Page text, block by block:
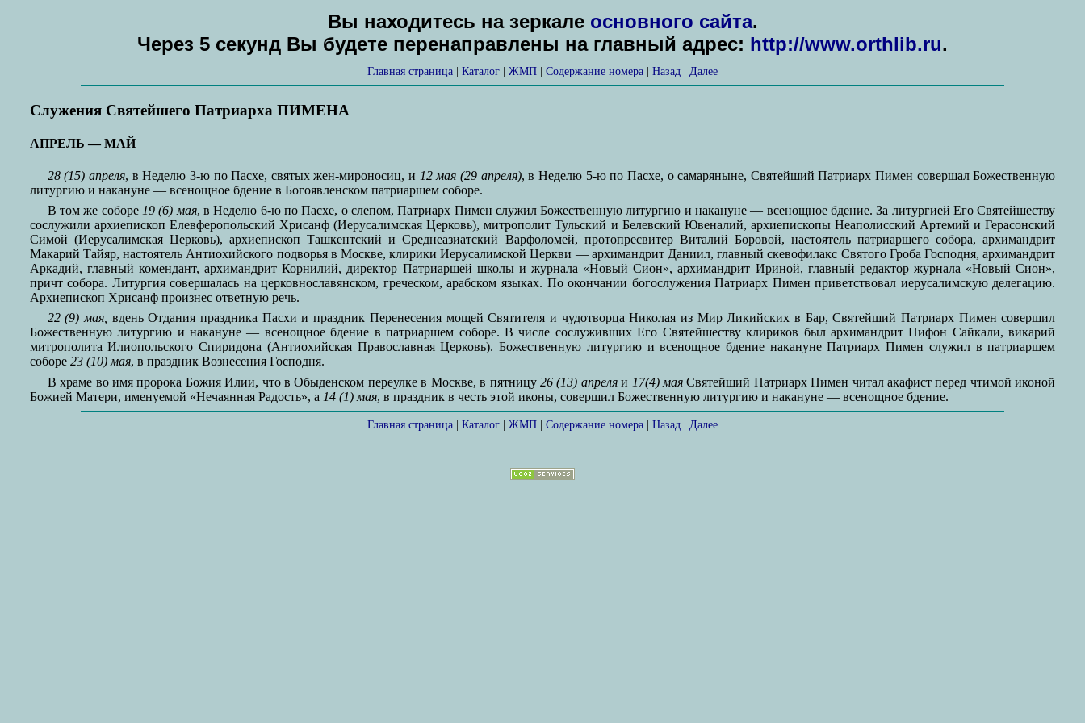
Вы находитесь на зеркале основного сайта.
Через 5 секунд Вы будете перенаправлены на главный адрес: http://www.orthlib.ru.
Главная страница Каталог ЖМП Содержание номера Назад Далее
Служения Святейшего Патриарха ПИМЕНА
АПРЕЛЬ — МАЙ
28 (15) апреля, в Неделю 3-ю по Пасхе, святых жен-мироносиц, и 12 мая (29 апреля), в Неделю 5-ю по Пасхе, о самаряныне, Святейший Патриарх Пимен совершал Божественную
литургию и накануне — всенощное бдение в Богоявленском патриаршем соборе.
В том же соборе 19 (6) мая, в Неделю 6-ю по Пасхе, о слепом, Патриарх Пимен служил Божественную литургию и накануне — всенощное бдение. За литургией Его Святейшеству
сослужили архиепископ Елевферопольский Хрисанф (Иерусалимская Церковь), митрополит Тульский и Белевский Ювеналий, архиепископы Неаполисский Артемий и Герасонский
Симой (Иерусалимская Церковь), архиепископ Ташкентский и Среднеазиатский Варфоломей, протопресвитер Виталий Боровой, настоятель патриаршего собора, архимандрит
Макарий Тайяр, настоятель Антиохийского подворья в Москве, клирики Иерусалимской Церкви — архимандрит Даниил, главный скевофилакс Святого Гроба Господня, архимандрит
Аркадий, главный комендант, архимандрит Корнилий, директор Патриаршей школы и журнала «Новый Сион», архимандрит Ириной, главный редактор журнала «Новый Сион»,
причт собора. Литургия совершалась на церковнославянском, греческом, арабском языках. По окончании богослужения Патриарх Пимен приветствовал иерусалимскую делегацию.
Архиепископ Хрисанф произнес ответную речь.
22 (9) мая, вдень Отдания праздника Пасхи и праздник Перенесения мощей Святителя и чудотворца Николая из Мир Ликийских в Бар, Святейший Патриарх Пимен совершил
Божественную литургию и накануне — всенощное бдение в патриаршем соборе. В числе сослуживших Его Святейшеству клириков был архимандрит Нифон Сайкали, викарий
митрополита Илиопольского Спиридона (Антиохийская Православная Церковь). Божественную литургию и всенощное бдение накануне Патриарх Пимен служил в патриаршем
соборе 23 (10) мая, в праздник Вознесения Господня.
В храме во имя пророка Божия Илии, что в Обыденском переулке в Москве, в пятницу 26 (13) апреляи 17(4) мая Святейший Патриарх Пимен читал акафист перед чтимой иконой
Божией Матери, именуемой «Нечаянная Радость», а 14 (1) мая, в праздник в честь этой иконы, совершил Божественную литургию и накануне — всенощное бдение.
Главная страница | Каталог | ЖМП | Содержание номера | Назад | Далее